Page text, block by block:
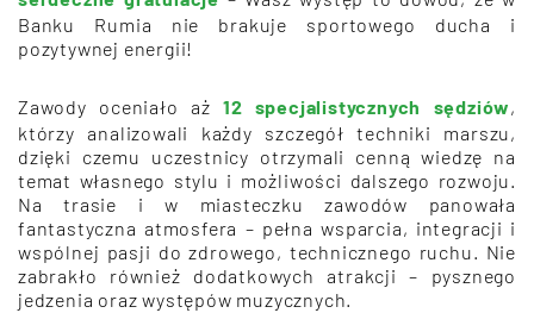
Banku Rumia nie brakuje sportowego ducha i
pozytywnej energii!
Zawody oceniało aż 12 specjalistycznych sędziów,
którzy analizowali każdy szczegół techniki marszu,
dzięki czemu uczestnicy otrzymali cenną wiedzę na
temat własnego stylu i możliwości dalszego rozwoju.
Na trasie i w miasteczku zawodów panowała
fantastyczna atmosfera – pełna wsparcia, integracji i
wspólnej pasji do zdrowego, technicznego ruchu. Nie
zabrakło również dodatkowych atrakcji – pysznego
jedzenia oraz występów muzycznych.